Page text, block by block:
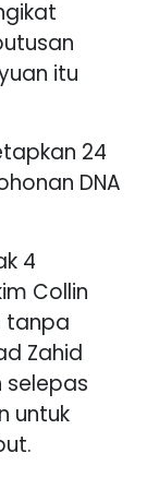
itu
24
DNA
4
Collin
tanpa
Zahid
untuk